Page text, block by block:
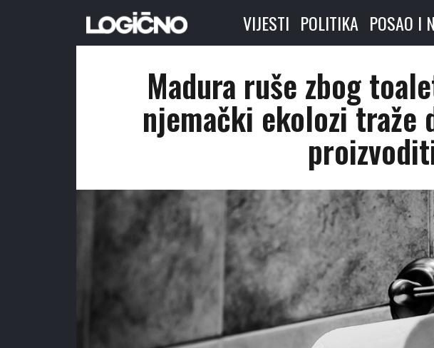
VIJESTI POLITIKA POSAO I
Madura ruše zbog
njemački ekolozi traže